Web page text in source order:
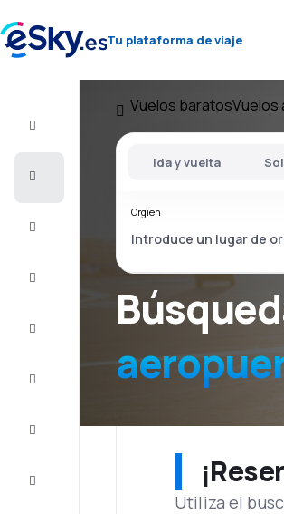
Tu plataforma de viaje
Ofertas
Vuelos baratosVuelos
Ida y vuelta
Orgien
Utiliza el